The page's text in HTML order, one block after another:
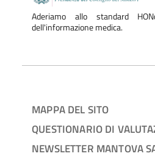
Aderiamo allo standard
dell'informazione medica.
MAPPA DEL SITO
QUESTIONARIO DI
NEWSLETTER MANTOVA